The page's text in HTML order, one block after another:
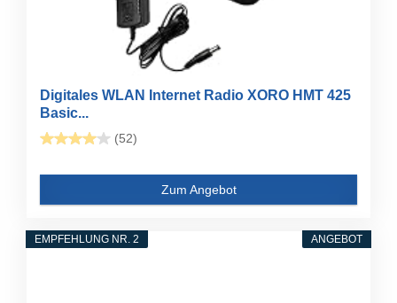
Digitales WLAN Internet Radio XORO HMT 425
Basic...
(52)
Zum Angebot
ANGEBOT
EMPFEHLUNG NR. 2